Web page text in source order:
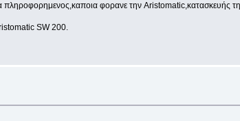
πληροφορημενος,καποια φορανε την Aristomatic,κατασκευής
SW 200.